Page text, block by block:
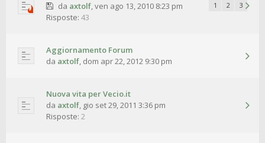
da axtolf,ven ago 13, 2010 8:23 pm 1 2 3
Risposte: 43
Aggiornamento Forum
da axtolf, dom apr 22, 2012 9:30 pm
Nuova vita per Vecio.it
da axtolf, gio set 29, 2011 3:36 pm
Risposte: 2